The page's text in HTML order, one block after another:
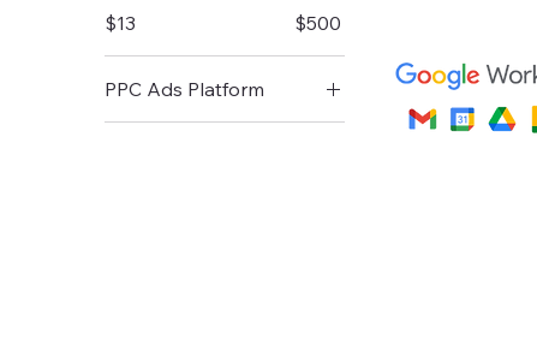
$13 $500
PPC Ads Platform